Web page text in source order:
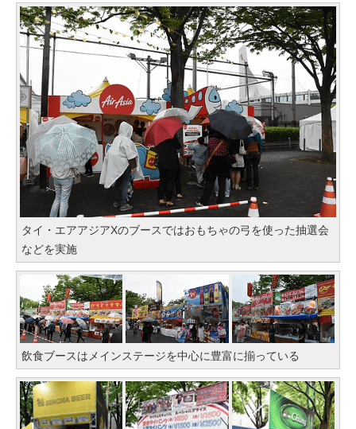
タイ・エアアジアXのブースではおもちゃの弓を使った抽選会
などを実施
飲食ブースはメインステージを中心に豊富に揃っている